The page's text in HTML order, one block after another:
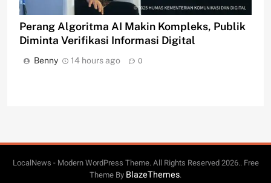
Perang Algoritma AI Makin Kompleks, Publik
Diminta Verifikasi Informasi Digital
Benny 14 hours ago 0
LocalNews - Modern WordPress Theme. All Rights Reserved 2026.. Free
Theme By BlazeThemes.